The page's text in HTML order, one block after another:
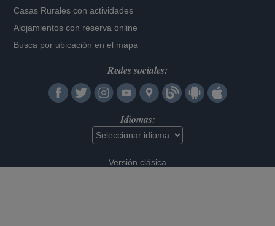
Casas Rurales con actividades
Alojamientos con reserva online
Busca por ubicación en el mapa
Redes sociales:
Idiomas:
Versión clásica